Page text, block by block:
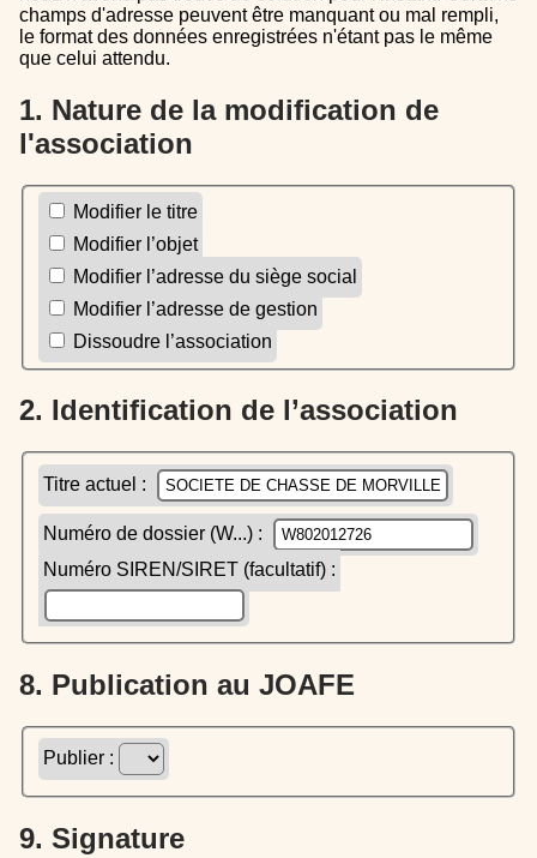
champs d'adresse peuvent être manquant ou mal rempli,
le format des données enregistrées n'étant pas le même
que celui attendu.
1. Nature de la modification de
l'association
Modifier le titre
Modifier l’objet
Modifier l’adresse du siège social
Modifier l’adresse de gestion
Dissoudre l’association
2. Identification de l’association
Titre actuel :
Numéro de dossier (W...) :
Numéro SIREN/SIRET (facultatif) :
8. Publication au JOAFE
Publier :
9. Signature